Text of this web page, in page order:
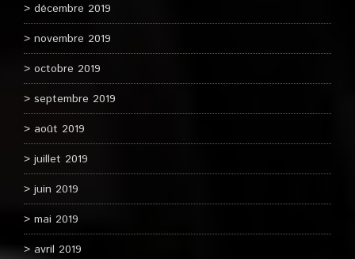
décembre 2019
novembre 2019
octobre 2019
septembre 2019
août 2019
juillet 2019
juin 2019
mai 2019
avril 2019